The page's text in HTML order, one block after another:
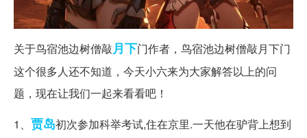
关于鸟宿池边树僧敲月下门作者，鸟宿池边树僧敲月下门
这个很多人还不知道，今天小六来为大家解答以上的问
题，现在让我们一起来看看吧！
1、 贾岛初次参加科举考试,住在京里.一天他在驴背上想到